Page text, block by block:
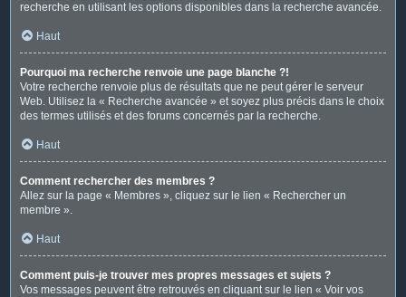
recherche en utilisant les options disponibles dans la recherche avancée.
Haut
Pourquoi ma recherche renvoie une page blanche ?!
Votre recherche renvoie plus de résultats que ne peut gérer le serveur
Web. Utilisez la « Recherche avancée » et soyez plus précis dans le choix
des termes utilisés et des forums concernés par la recherche.
Haut
Comment rechercher des membres ?
Allez sur la page « Membres », cliquez sur le lien « Rechercher un
membre ».
Haut
Comment puis-je trouver mes propres messages et sujets ?
Vos messages peuvent être retrouvés en cliquant sur le lien « Voir vos